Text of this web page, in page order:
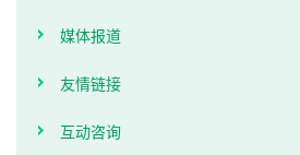
媒体报道
友情链接
互动咨询